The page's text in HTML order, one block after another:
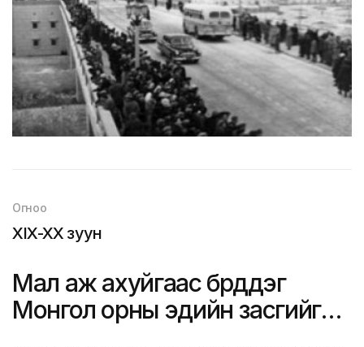
Огноо
XIX-XX зуун
Мал аж ахуйгаас бүрддэг
Монгол орны эдийн засгийг